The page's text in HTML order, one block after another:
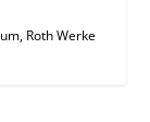
Roth Werke